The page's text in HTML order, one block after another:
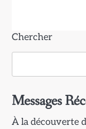
Chercher
Messages
À la découverte